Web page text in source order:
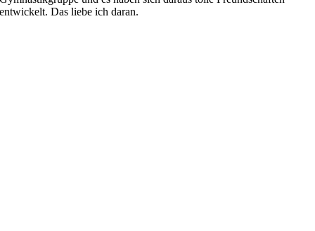
entwickelt. Das liebe ich daran.